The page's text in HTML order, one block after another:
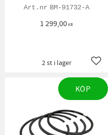
BM-91732-A
1 299,00KR
2 st i lager
KÖP